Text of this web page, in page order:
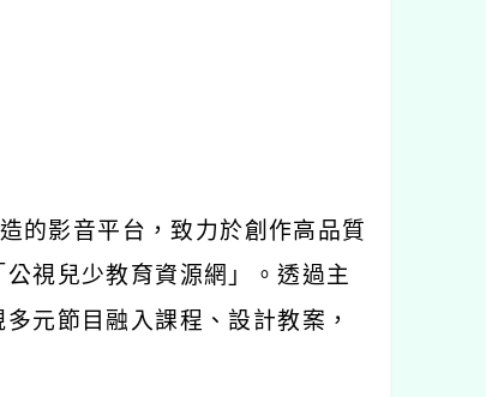
的影音平台，致力於創作高品質
視兒少教育資源網」。透過主
元節目融入課程、設計教案，